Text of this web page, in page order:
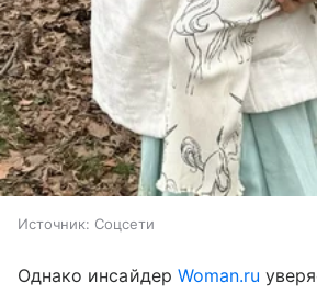
Источник: Соцсети
Однако инсайдер Woman.ru